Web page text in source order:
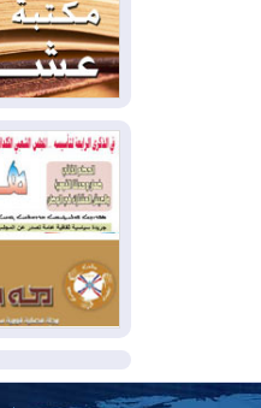
2026-08-02
أي هجوم من
2026-08-02
وإسرائيل
2026-08-01
منظومة
2026-08-01
يومياً
المزيد